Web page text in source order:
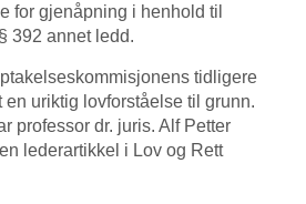
for gjenåpning i henhold til
392 annet ledd.
tidligere
uriktig lovforståelse til grunn.
professor dr. juris. Alf Petter
lederartikkel i Lov og Rett